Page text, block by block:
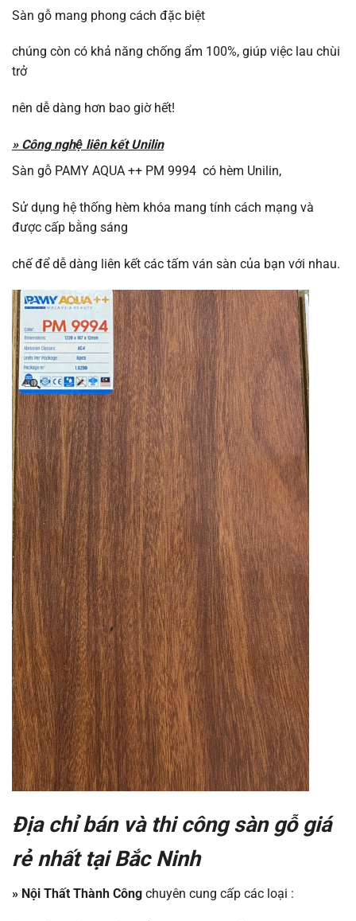
Sàn gỗ mang phong cách đặc biệt
chúng còn có khả năng chống ẩm 100%, giúp việc lau chùi
trở
nên dễ dàng hơn bao giờ hết!
» Công nghệ liên kết Unilin
Sàn gỗ PAMY AQUA ++ PM 9994 có hèm Unilin,
Sử dụng hệ thống hèm khóa mang tính cách mạng và
được cấp bằng sáng
chế để dễ dàng liên kết các tấm ván sàn của bạn với nhau.
Địa chỉ bán và thi công sàn gỗ giá
rẻ nhất tại Bắc Ninh
» Nội Thất Thành Công chuyên cung cấp các loại :